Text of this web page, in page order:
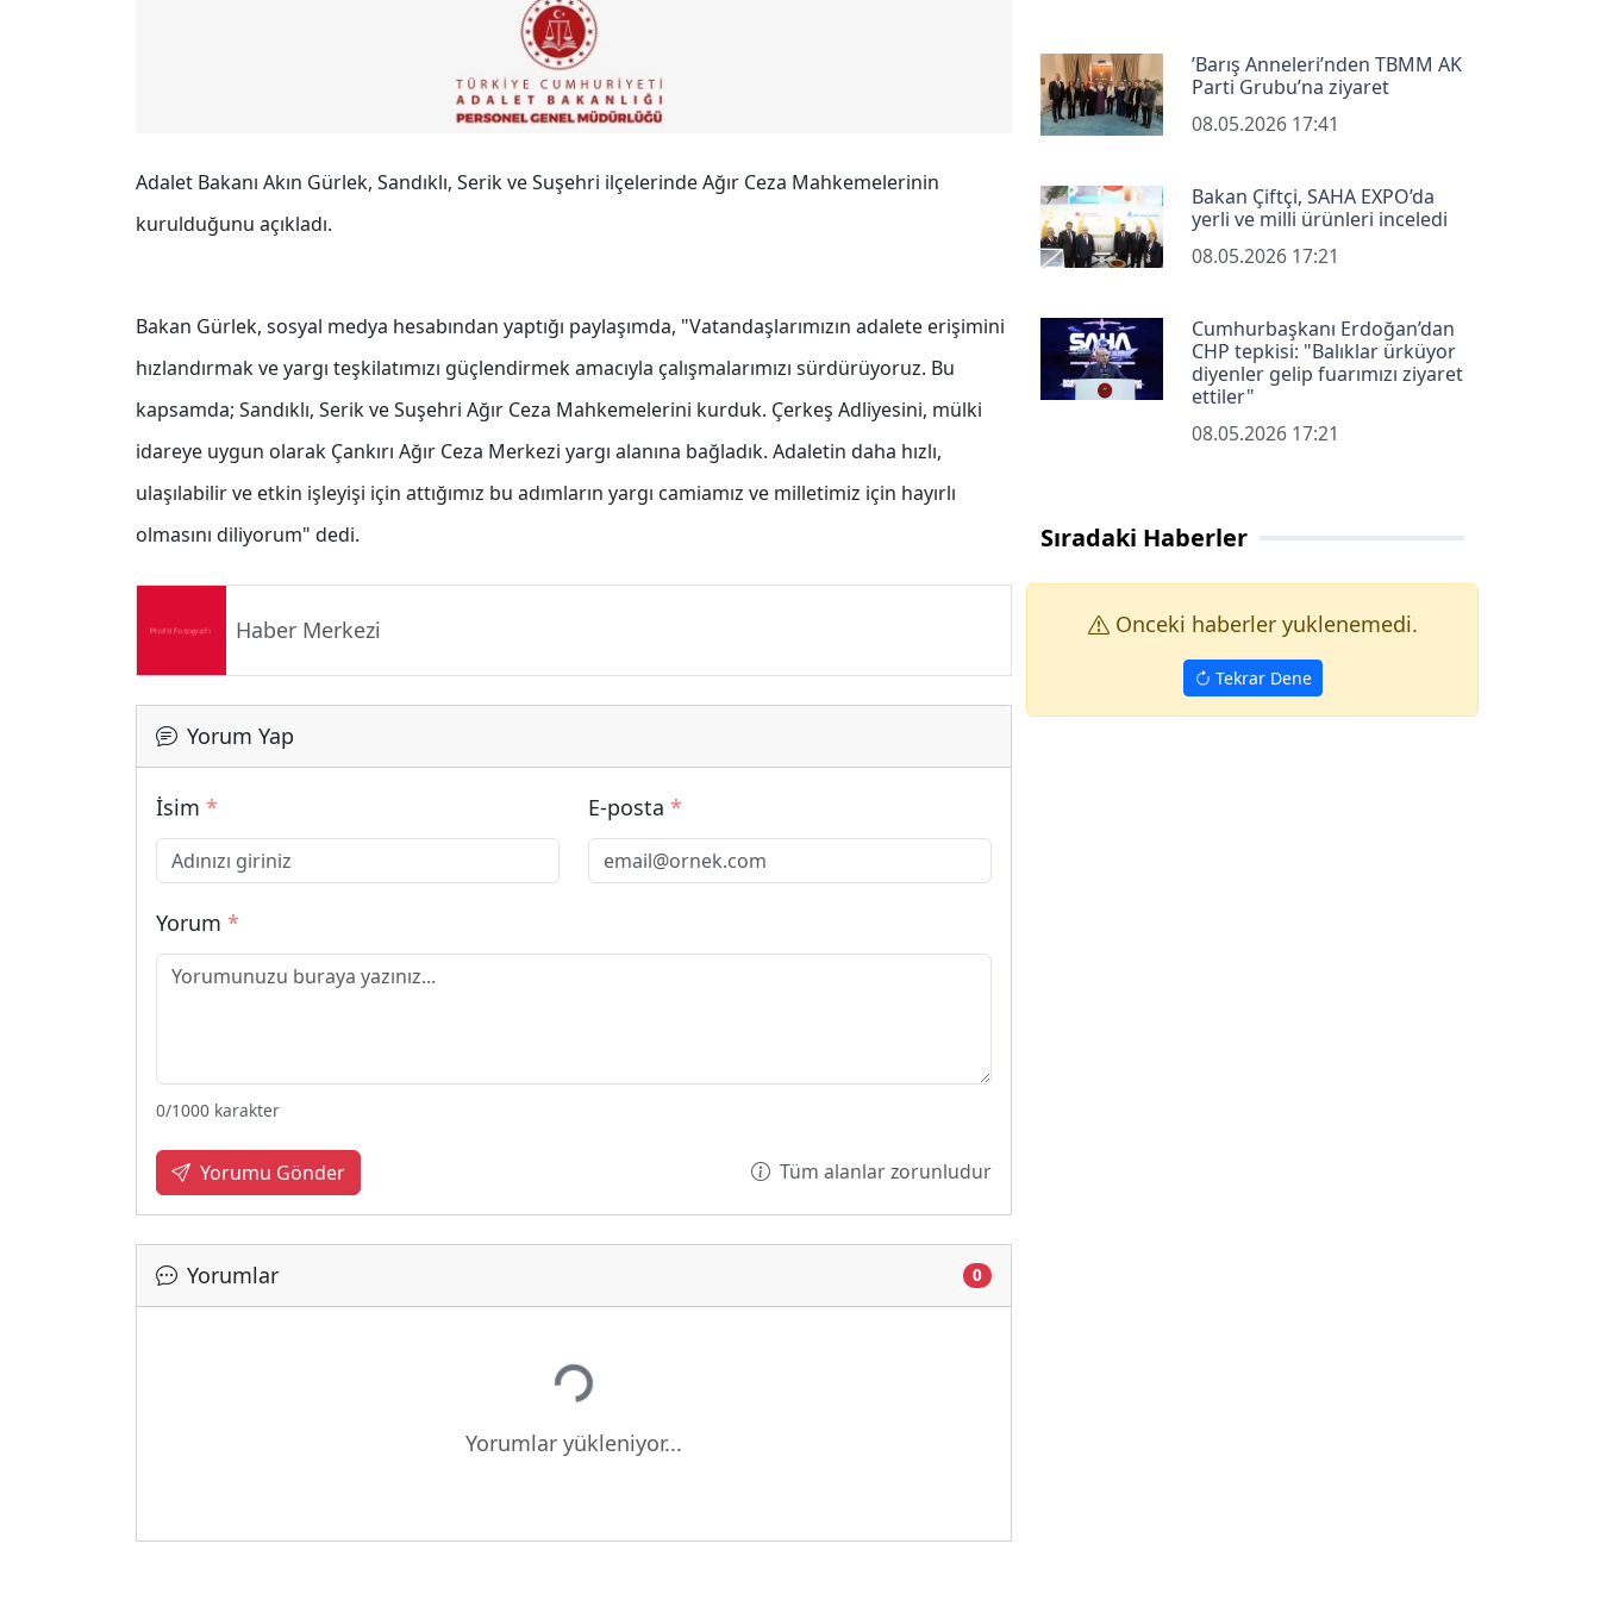
Adalet Bakanı Akın Gürlek, Sandıklı, Serik ve Suşehri ilçelerinde Ağır Ceza Mahkemelerinin
kurulduğunu açıkladı.
Bakan Gürlek, sosyal medya hesabından yaptığı paylaşımda, "Vatandaşlarımızın adalete erişimini
hızlandırmak ve yargı teşkilatımızı güçlendirmek amacıyla çalışmalarımızı sürdürüyoruz. Bu
kapsamda; Sandıklı, Serik ve Suşehri Ağır Ceza Mahkemelerini kurduk. Çerkeş Adliyesini, mülki
idareye uygun olarak Çankırı Ağır Ceza Merkezi yargı alanına bağladık. Adaletin daha hızlı,
ulaşılabilir ve etkin işleyişi için attığımız bu adımların yargı camiamız ve milletimiz için hayırlı
olmasını diliyorum" dedi.
Haber Merkezi
Yorum Yap
İsim * E-posta *
Yorum *
0/1000 karakter
Yorumu Gönder Tüm alanlar zorunludur
Yorumlar 0
Yükleniyor...
Yorumlar yükleniyor...
’Barış Anneleri’nden TBMM AK
Parti Grubu’na ziyaret
08.05.2026 17:41
Bakan Çiftçi, SAHA EXPO’da
yerli ve milli ürünleri inceledi
08.05.2026 17:21
Cumhurbaşkanı Erdoğan’dan
CHP tepkisi: "Balıklar ürküyor
diyenler gelip fuarımızı ziyaret
ettiler"
08.05.2026 17:21
Sıradaki Haberler
Onceki haberler yuklenemedi.
Tekrar Dene